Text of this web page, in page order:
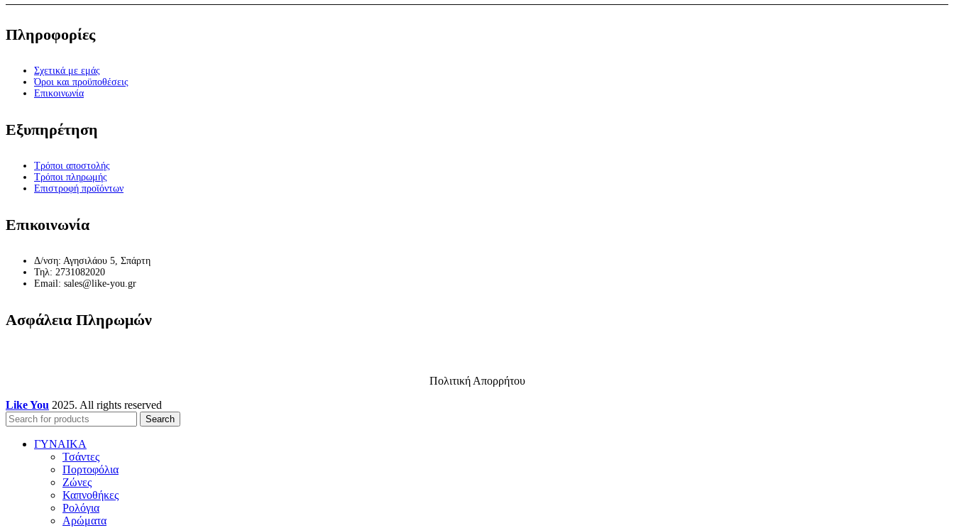
Πληροφορίες
Σχετικά με εμάς
Όροι και προϋποθέσεις
Επικοινωνία
Εξυπηρέτηση
Τρόποι αποστολής
Τρόποι πληρωμής
Επιστροφή προϊόντων
Επικοινωνία
Δ/νση: Αγησιλάου 5, Σπάρτη
Τηλ: 2731082020
Email: sales@like-you.gr
Ασφάλεια Πληρωμών
Πολιτική Απορρήτου
Like You 2025. All rights reserved
Search
ΓΥΝΑΙΚΑ
Τσάντες
Πορτοφόλια
Ζώνες
Καπνοθήκες
Ρολόγια
Αρώματα